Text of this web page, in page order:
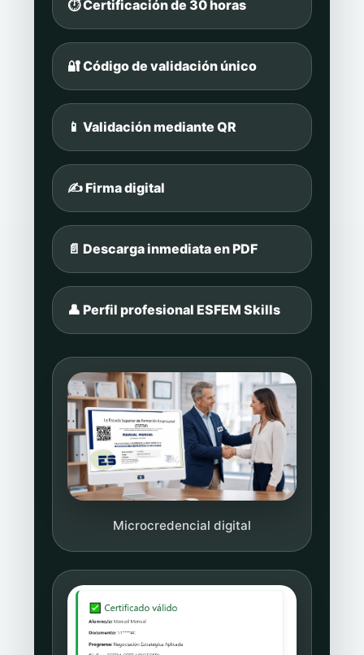
⏱️ Certificación de 30 horas
🔐 Código de validación único
📱 Validación mediante QR
✍️ Firma digital
📄 Descarga inmediata en PDF
👤 Perfil profesional ESFEM Skills
Microcredencial digital